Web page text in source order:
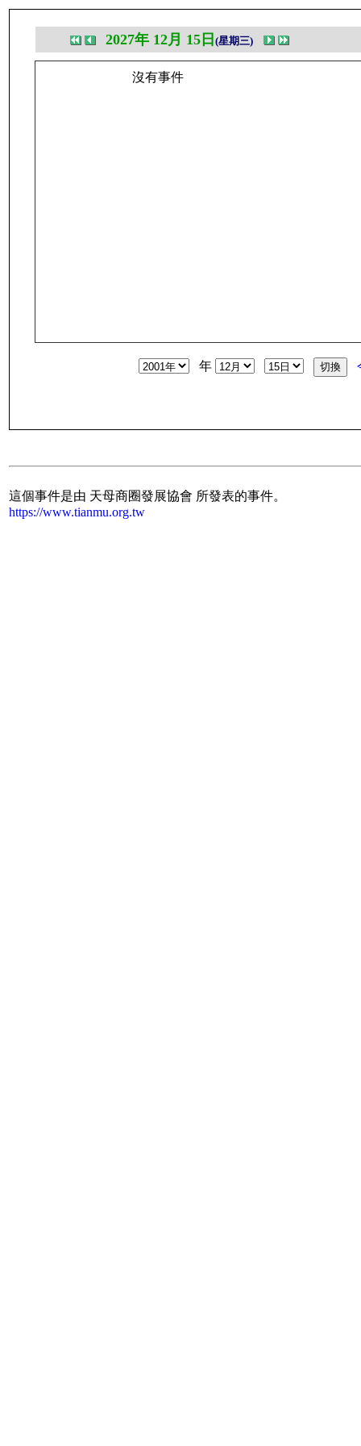
2027年 12月 15日 (星期三)
沒有事件
年
這個事件是由 天母商圈發展協會 所發表的事件。
https://www.tianmu.org.tw